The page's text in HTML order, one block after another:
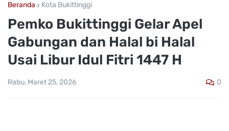
Beranda Kota Bukittinggi
Pemko Bukittinggi Gelar Apel
Gabungan dan Halal bi Halal
Usai Libur Idul Fitri 1447 H
Rabu, Maret 25, 2026 0